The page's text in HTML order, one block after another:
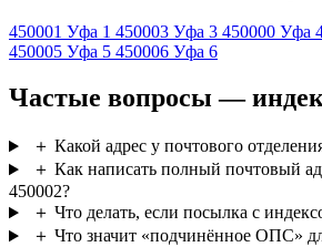
450001 Уфа 1 450003 Уфа 3 450000 Уфа
450005 Уфа 5 450006 Уфа 6
Частые вопросы —
＋ Какой адрес у почтового
＋ Как написать полный почтовый
450002?
＋ Что делать, если посылка с
＋ Что значит «подчинённое ОПС»